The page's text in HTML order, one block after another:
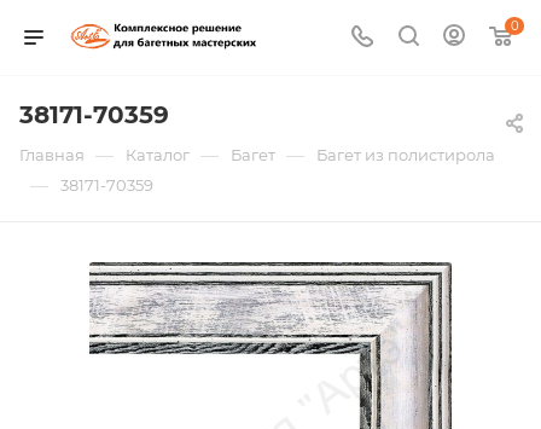
0
38171-70359
Главная — Каталог — Багет — Багет из полистирола
— 38171-70359